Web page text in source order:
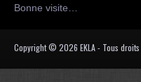
Bonne visite…
Copyright © 2026 EKLA - Tous droits